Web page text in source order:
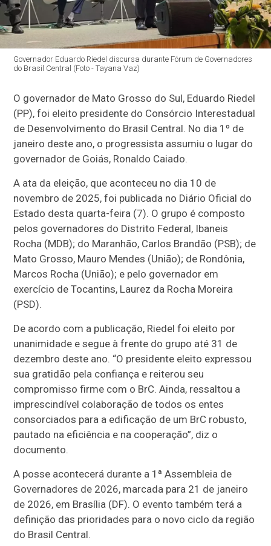
Governador Eduardo Riedel discursa durante Fórum de Governadores
do Brasil Central (Foto - Tayana Vaz)
O governador de Mato Grosso do Sul, Eduardo Riedel
(PP), foi eleito presidente do Consórcio Interestadual
de Desenvolvimento do Brasil Central. No dia 1º de
janeiro deste ano, o progressista assumiu o lugar do
governador de Goiás, Ronaldo Caiado.
A ata da eleição, que aconteceu no dia 10 de
novembro de 2025, foi publicada no Diário Oficial do
Estado desta quarta-feira (7). O grupo é composto
pelos governadores do Distrito Federal, Ibaneis
Rocha (MDB); do Maranhão, Carlos Brandão (PSB); de
Mato Grosso, Mauro Mendes (União); de Rondônia,
Marcos Rocha (União); e pelo governador em
exercício de Tocantins, Laurez da Rocha Moreira
(PSD).
De acordo com a publicação, Riedel foi eleito por
unanimidade e segue à frente do grupo até 31 de
dezembro deste ano. “O presidente eleito expressou
sua gratidão pela confiança e reiterou seu
compromisso firme com o BrC. Ainda, ressaltou a
imprescindível colaboração de todos os entes
consorciados para a edificação de um BrC robusto,
pautado na eficiência e na cooperação”, diz o
documento.
A posse acontecerá durante a 1ª Assembleia de
Governadores de 2026, marcada para 21 de janeiro
de 2026, em Brasília (DF). O evento também terá a
definição das prioridades para o novo ciclo da região
do Brasil Central.